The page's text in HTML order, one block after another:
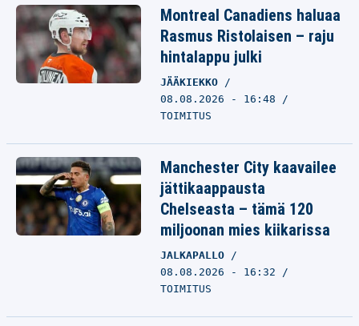
Montreal Canadiens haluaa
Rasmus Ristolaisen – raju
hintalappu julki
JÄÄKIEKKO
08.08.2026 - 16:48
TOIMITUS
Manchester City kaavailee
jättikaappausta
Chelseasta – tämä 120
miljoonan mies kiikarissa
JALKAPALLO
08.08.2026 - 16:32
TOIMITUS